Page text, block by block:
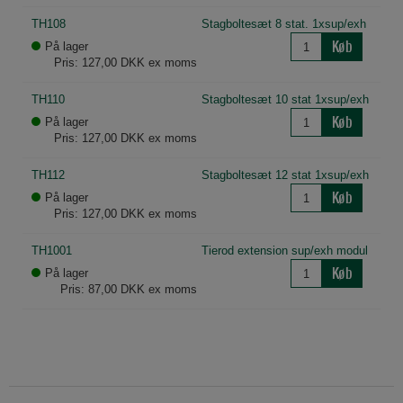
TH108
Stagboltesæt 8 stat. 1xsup/exh
På lager
Pris: 127,00 DKK ex moms
Køb
TH110
Stagboltesæt 10 stat 1xsup/exh
På lager
Pris: 127,00 DKK ex moms
Køb
TH112
Stagboltesæt 12 stat 1xsup/exh
På lager
Pris: 127,00 DKK ex moms
Køb
TH1001
Tierod extension sup/exh modul
På lager
Pris: 87,00 DKK ex moms
Køb